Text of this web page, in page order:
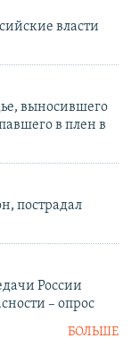
власти
выносившего
в плен в
пострадал
России
– опрос
БОЛЬШЕ